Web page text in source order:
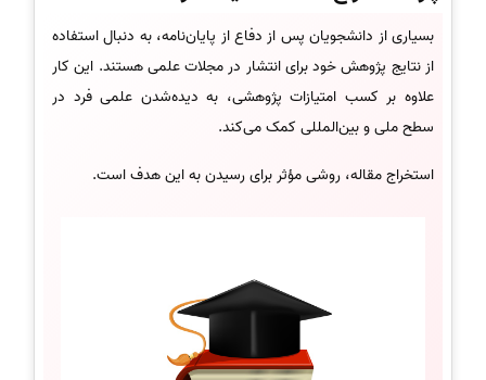
بسیاری از دانشجویان پس از دفاع از پایان‌نامه، به دنبال استفاده
از نتایج پژوهش خود برای انتشار در مجلات علمی هستند. این کار
علاوه بر کسب امتیازات پژوهشی، به دیده‌شدن علمی فرد در
سطح ملی و بین‌المللی کمک می‌کند.
استخراج مقاله، روشی مؤثر برای رسیدن به این هدف است.